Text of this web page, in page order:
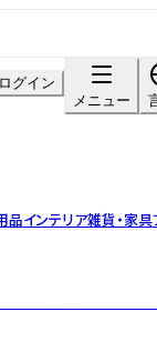
ログイン
メニュー
品インテリア雑貨・家具